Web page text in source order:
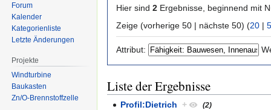
Hier sind 2 Ergebnisse, beginnend mit
Zeige (vorherige 50 | nächste 50) (20 |
Attribut:
Liste der Ergebnisse
Profil:Dietrich + (2)
Forum
Kalender
Kategorienliste
Letzte Änderungen
Projekte
Windturbine
Baukasten
Zn/O-Brennstoffzelle